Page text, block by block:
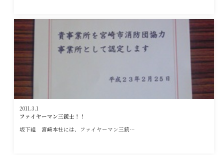
2011.3.1
ファイヤーマン三銃士！！
坂下組 宮崎本社には、ファイヤーマン三銃…